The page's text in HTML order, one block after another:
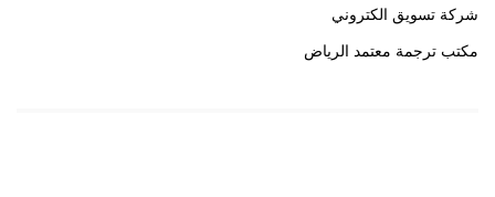
شركة تسويق الكتروني
مكتب ترجمة معتمد الرياض